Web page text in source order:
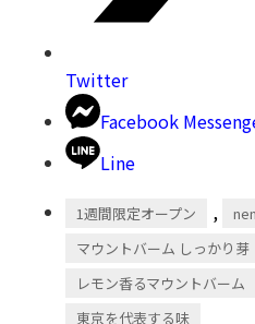
Twitter
Facebook
Line
1週間限定オープン ,
マウントバーム しっかり芽
レモン香るマウントバーム
東京を代表する味